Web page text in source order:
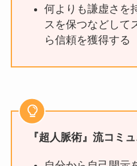
何よりも謙虚さを
スを保つなどして
ら信頼を獲得する
『超人脈術』流コミ